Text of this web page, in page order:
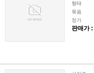
형태
묶음
정가
판매가 :